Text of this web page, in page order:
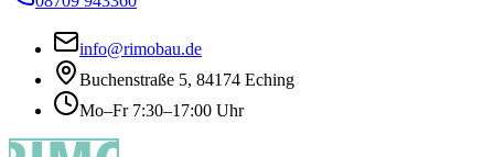
info@rimobau.de
Buchenstraße 5, 84174 Eching
Mo–Fr 7:30–17:00 Uhr